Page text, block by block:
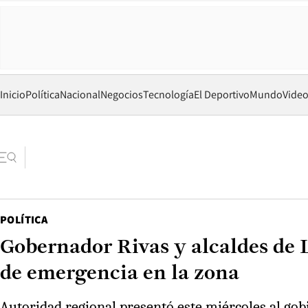
InicioPolíticaNacionalNegociosTecnologíaEl DeportivoMundo
POLÍTICA
Gobernador Rivas y alcaldes
de emergencia en la zona